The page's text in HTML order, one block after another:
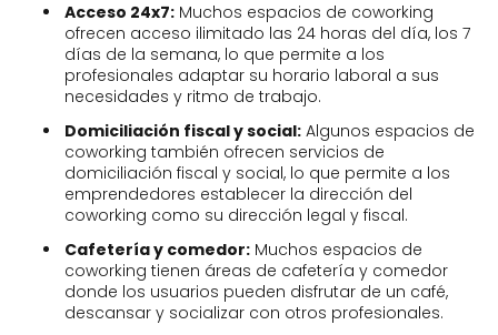
Acceso 24x7: Muchos espacios de coworking
ofrecen acceso ilimitado las 24 horas del día, los 7
días de la semana, lo que permite a los
profesionales adaptar su horario laboral a sus
necesidades y ritmo de trabajo.
Domiciliación fiscal y social: Algunos espacios de
coworking también ofrecen servicios de
domiciliación fiscal y social, lo que permite a los
emprendedores establecer la dirección del
coworking como su dirección legal y fiscal.
Cafetería y comedor: Muchos espacios de
coworking tienen áreas de cafetería y comedor
donde los usuarios pueden disfrutar de un café,
descansar y socializar con otros profesionales.